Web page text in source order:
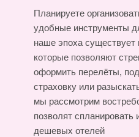
Планируете
удобные инструменты
наше эпоха существует
которые позволяют
оформить перелёты,
страховку или
мы рассмотрим
позволят спланировать
дешевых отелей